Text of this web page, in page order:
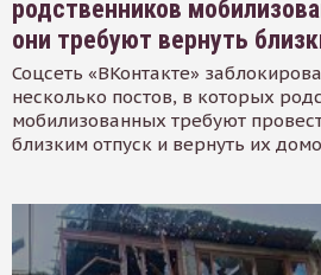
родственников
они требуют вернуть
Соцсеть «ВКонтакте»
несколько постов, в которых
мобилизованных требуют
близким отпуск и вернуть их